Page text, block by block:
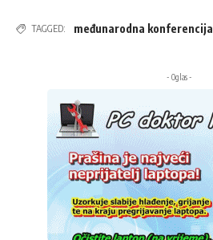
TAGGED: međunarodna konferencija
- Oglas -